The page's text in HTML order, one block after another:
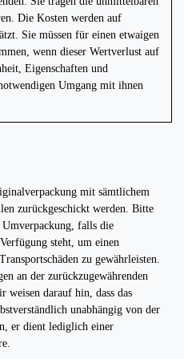
Die Kosten werden auf
Sie müssen für einen etwaigen
wenn dieser Wertverlust auf
Eigenschaften und
Umgang mit ihnen
mit sämtlichem
zurückgeschickt werden. Bitte
Umverpackung, falls die
steht, um einen
zu gewährleisten.
an der zurückzugewährenden
weisen darauf hin, dass das
unabhängig von der
er dient lediglich einer